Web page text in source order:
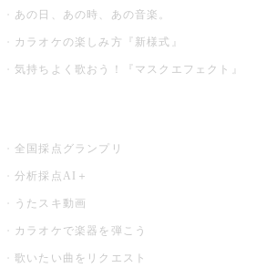
あの日、あの時、あの音楽。
カラオケの楽しみ方『新様式』
気持ちよく歌おう！『マスクエフェクト』
全国採点グランプリ
分析採点AI＋
うたスキ動画
カラオケで楽器を弾こう
歌いたい曲をリクエスト